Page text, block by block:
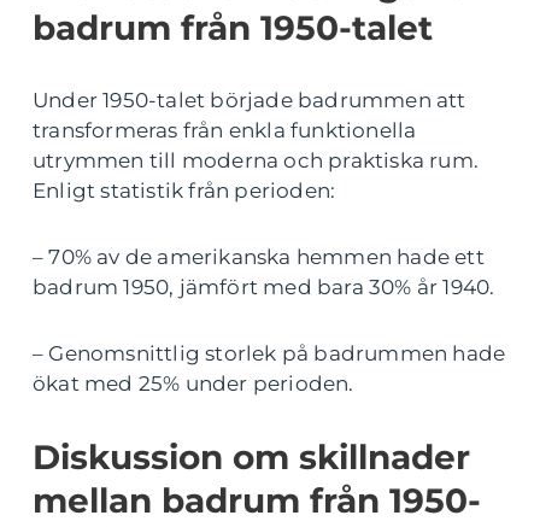
badrum från 1950-talet
Under 1950-talet började badrummen att
transformeras från enkla funktionella
utrymmen till moderna och praktiska rum.
Enligt statistik från perioden:
– 70% av de amerikanska hemmen hade ett
badrum 1950, jämfört med bara 30% år 1940.
– Genomsnittlig storlek på badrummen hade
ökat med 25% under perioden.
Diskussion om skillnader
mellan badrum från 1950-